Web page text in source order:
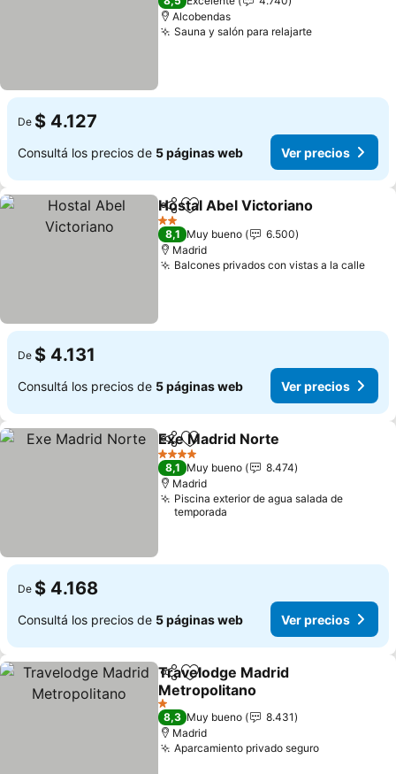
Alcobendas
Sauna y salón para relajarteVer precios
De $ 4.127
Consultá los precios de 5 páginas web Ver precios
CompartirAñadir a favoritos
Hostal Abel Victoriano
2 Estrellas
8,1 Muy bueno
6.500
Madrid
Balcones privados con vistas a la calleVer
De $ 4.131
Consultá los precios de 5 páginas web Ver precios
CompartirAñadir a favoritos
Exe Madrid Norte
4 Estrellas
8,1 Muy bueno
8.474
Madrid
Piscina exterior de agua salada de
temporada
De $ 4.168
Consultá los precios de 5 páginas web Ver precios
Compartir
Añadir a favoritos
Travelodge Madrid
Metropolitano
Ver precios
1 Estrellas
8,3 Muy bueno
8.431
Madrid
Aparcamiento privado seguroVer precios